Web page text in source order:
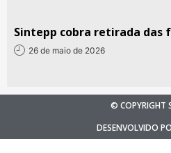
Sintepp cobra retirada das
26 de maio de 2026
© COPYRIGHT
DESENVOLVIDO